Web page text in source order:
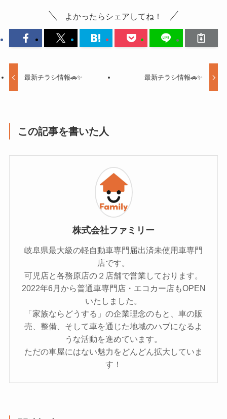
よかったらシェアしてね！
最新チラシ情報🚗✨ 最新チラシ情報🚗✨
この記事を書いた人
株式会社ファミリー
岐阜県最大級の軽自動車専門届出済未使用車専門
店です。
可児店と各務原店の２店舗で営業しております。
2022年6月から普通車専門店・エコカー店もOPEN
いたしました。
「家族ならどうする」の企業理念のもと、車の販
売、整備、そして車を通じた地域のハブになるよ
うな活動を進めています。
ただの車屋にはない魅力をどんどん拡大していま
す！